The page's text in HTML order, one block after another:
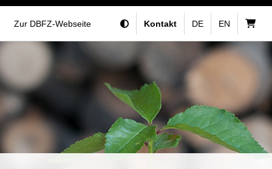
Zur DBFZ-Webseite Kontakt DE EN